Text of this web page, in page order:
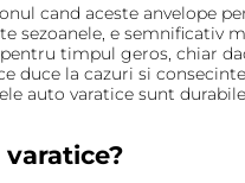
cand aceste anvelope
sezoanele, e semnificativ
timpul geros, chiar
duce la cazuri si
auto varatice sunt
varatice?